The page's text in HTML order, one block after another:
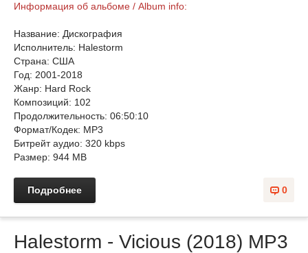
Информация об альбоме / Album info:
Название: Дискография
Исполнитель: Halestorm
Страна: США
Год: 2001-2018
Жанр: Hard Rock
Композиций: 102
Продолжительность: 06:50:10
Формат/Кодек: MP3
Битрейт аудио: 320 kbps
Размер: 944 MB
0
Подробнее
Halestorm - Vicious (2018) MP3